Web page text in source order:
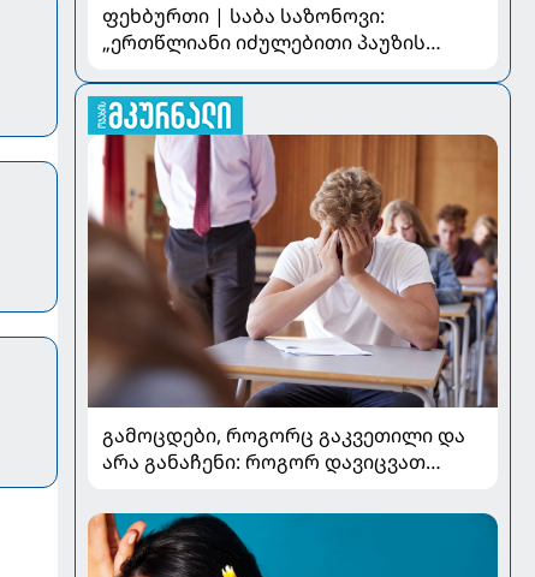
ფეხბურთი | საბა საზონოვი:
„ერთწლიანი იძულებითი პაუზის
მნიშვნელოვანია“
გამოცდები, როგორც გაკვეთილი და
არა განაჩენი: როგორ დავიცვათ
მომავალი